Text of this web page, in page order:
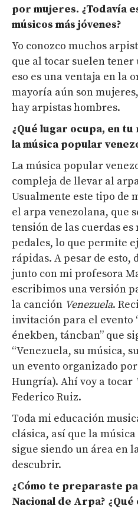
por mujeres. ¿Todavía
músicos más jóvenes?
Yo conozco muchos
que al tocar suelen
eso es una ventaja en la
mayoría aún son
hay arpistas hombres.
¿Qué lugar ocupa, en
la música popular
La música popular
compleja de llevar al
Usualmente este tipo de
el arpa venezolana, que
tensión de las cuerdas
pedales, lo que permite
rápidas. A pesar de esto,
junto con mi profesora
escribimos una versión
la canción Venezuela.
invitación para el evento
énekben, táncban” que
“Venezuela, su música,
un evento organizado
Hungría). Ahí voy a tocar
Federico Ruiz.
Toda mi educación
clásica, así que la
sigue siendo un área en
descubrir.
¿Cómo te preparaste
Nacional de Arpa?